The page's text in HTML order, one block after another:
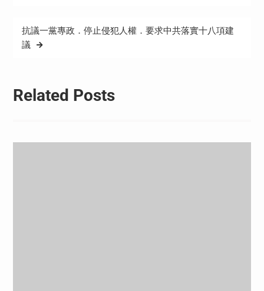
航抗議一黨專政．停止侵犯人權．要求中共落實十八項建
議
Related Posts